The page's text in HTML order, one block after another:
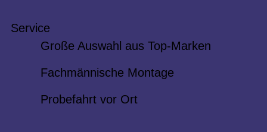
Service
Große Auswahl aus Top-Marken
Fachmännische Montage
Probefahrt vor Ort